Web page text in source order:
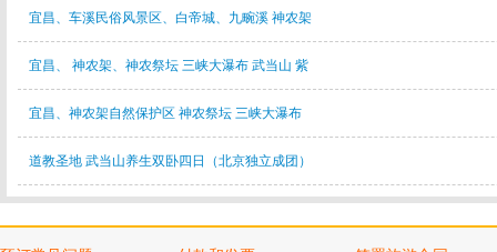
宜昌、车溪民俗风景区、白帝城、九畹溪 神农架
宜昌、 神农架、神农祭坛 三峡大瀑布 武当山 紫
宜昌、神农架自然保护区 神农祭坛 三峡大瀑布
道教圣地 武当山养生双卧四日（北京独立成团）